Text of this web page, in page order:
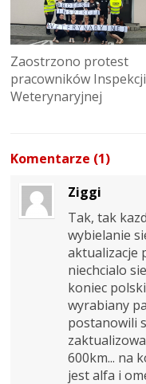
Zaostrzono protest
pracowników Inspekcji
Weterynaryjnej
Komentarze (1)
Ziggi
Tak, tak
wybielanie
aktualizacje
niechcialo
koniec
wyrabiany
postanowili
600km... na
jest alfa i